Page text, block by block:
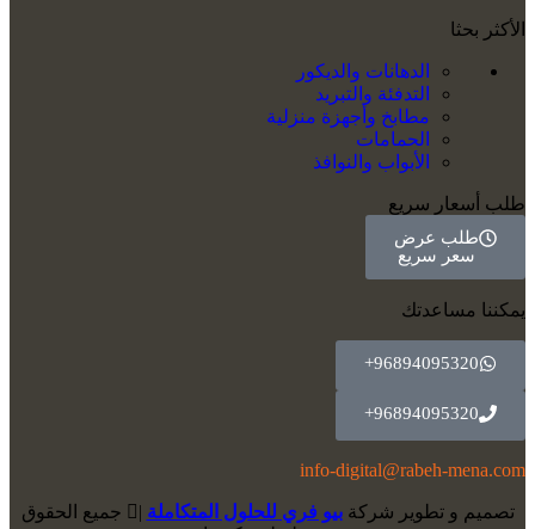
الأكثر بحثا
الدهانات والديكور
التدفئة والتبريد
مطابخ وأجهزة منزلية
الحمامات
الأبواب والنوافذ
طلب أسعار سريع
طلب عرض
سعر سريع
يمكننا مساعدتك
96894095320+
96894095320+
info-digital@rabeh-mena.com
تصميم و تطوير شركةبيو فري للحلول المتكاملة |
ﺟﻤﻴﻊ اﻟﺤﻘﻮق